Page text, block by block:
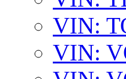
VIN:
VIN: